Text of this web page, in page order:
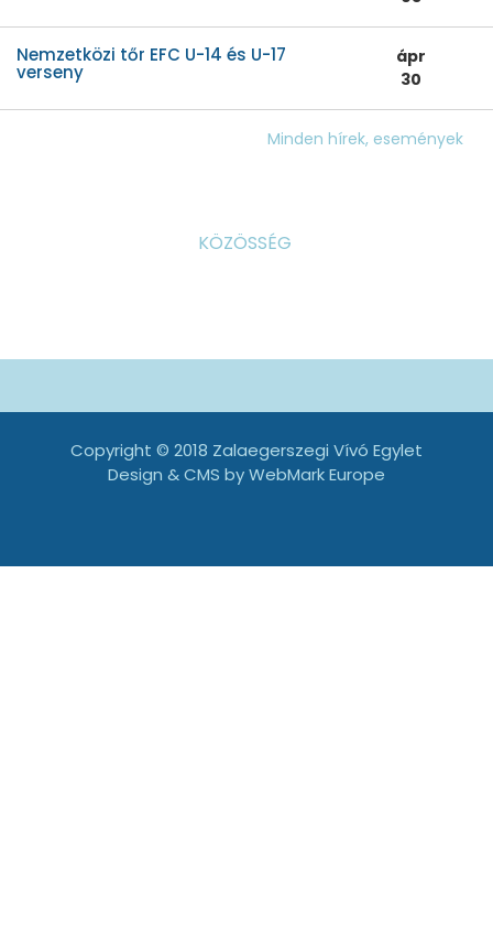
Nemzetközi tőr EFC U-14 és U-17
verseny
ápr
30
Minden hírek, események
KÖZÖSSÉG
Copyright © 2018 Zalaegerszegi Vívó Egylet
Design & CMS byWebMark Europe